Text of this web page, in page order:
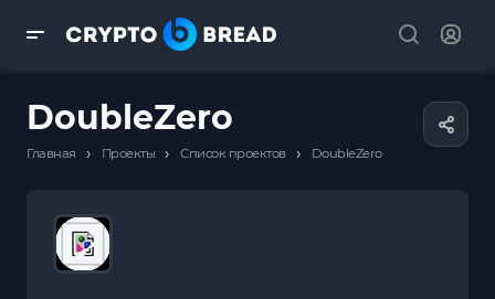
DoubleZero
Главная › Проекты › Список проектов › DoubleZero